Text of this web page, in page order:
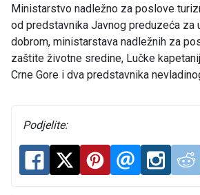
Ministarstvo nadležno za poslove
od predstavnika Javnog preduzeća za
dobrom, ministarstava nadležnih za
zaštite životne sredine, Lučke
Crne Gore i dva predstavnika
Podjelite: